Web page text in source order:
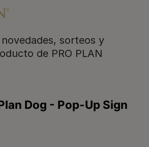
sorteos y
de PRO PLAN